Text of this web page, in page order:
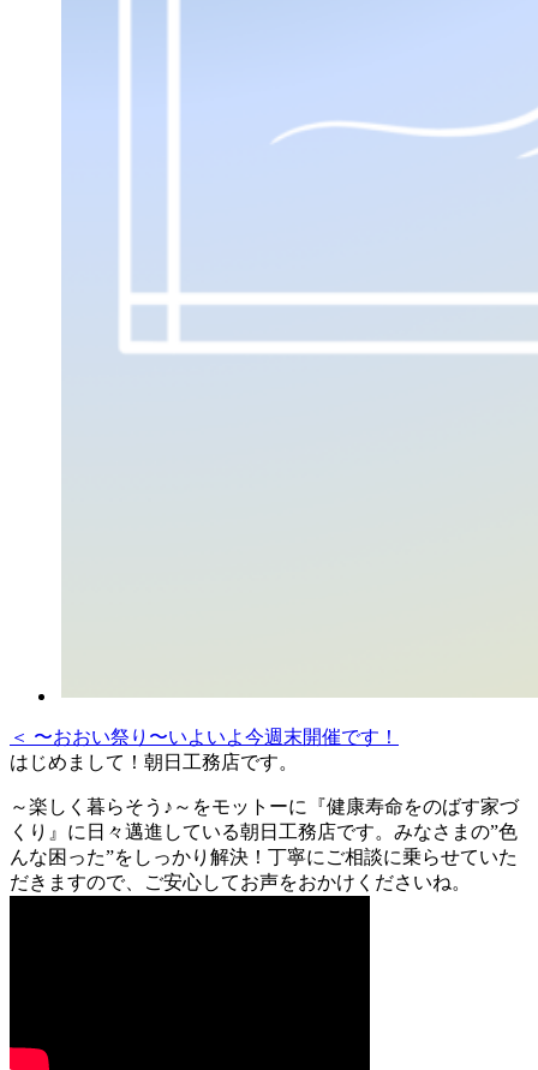
＜ 〜おおい祭り〜いよいよ今週末開催です！
はじめまして！朝日工務店です。
～楽しく暮らそう♪～をモットーに『健康寿命をのばす家づ
くり』に日々邁進している朝日工務店です。みなさまの”色
んな困った”をしっかり解決！丁寧にご相談に乗らせていた
だきますので、ご安心してお声をおかけくださいね。